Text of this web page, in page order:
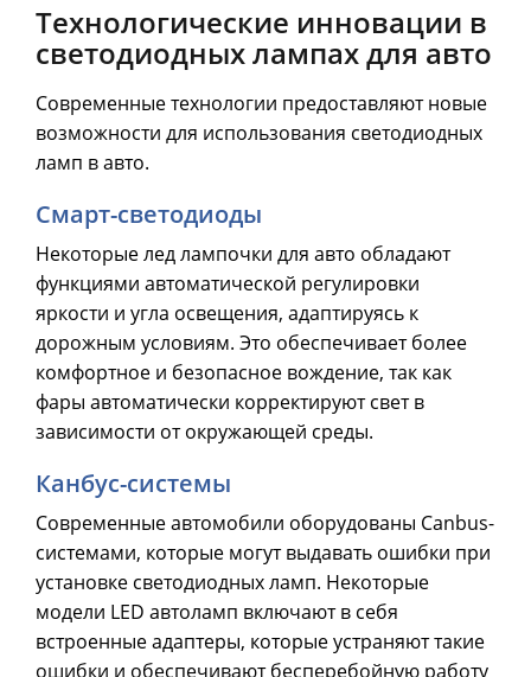
Технологические инновации в
светодиодных лампах для авто
Современные технологии предоставляют новые
возможности для использования светодиодных
ламп в авто.
Смарт-светодиоды
Некоторые лед лампочки для авто обладают
функциями автоматической регулировки
яркости и угла освещения, адаптируясь к
дорожным условиям. Это обеспечивает более
комфортное и безопасное вождение, так как
фары автоматически корректируют свет в
зависимости от окружающей среды.
Канбус-системы
Современные автомобили оборудованы Canbus-
системами, которые могут выдавать ошибки при
установке светодиодных ламп. Некоторые
модели LED автоламп включают в себя
встроенные адаптеры, которые устраняют такие
ошибки и обеспечивают бесперебойную работу